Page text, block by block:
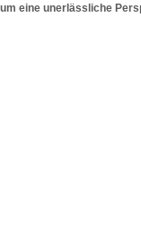
eine unerlässliche